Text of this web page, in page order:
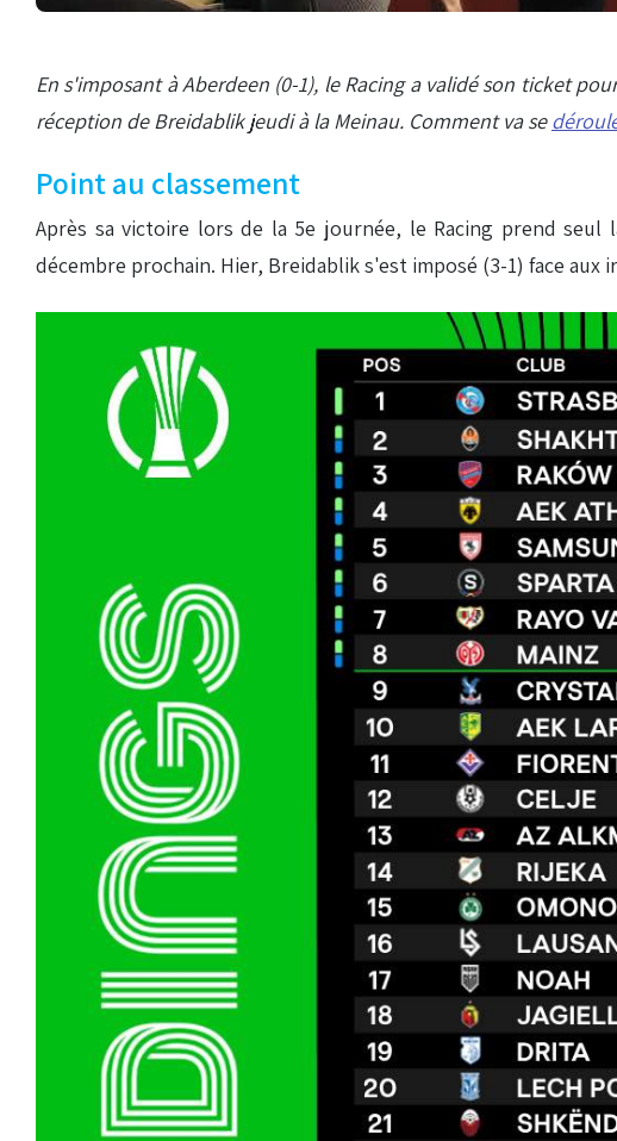
En s'imposant à Aberdeen (0-1), le Racing a validé son ticket
réception de Breidablik jeudi à la Meinau. Comment va se
Point au classement
Après sa victoire lors de la 5e journée, le Racing prend
décembre prochain. Hier, Breidablik s'est imposé (3-1) face aux